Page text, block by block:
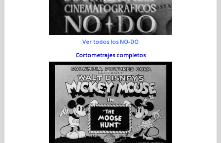
Ver todos los NO-DO
Cortometrajes completos